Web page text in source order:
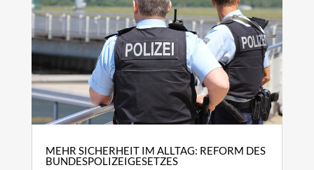
MEHR SICHERHEIT IM ALLTAG: REFORM DES
BUNDESPOLIZEIGESETZES